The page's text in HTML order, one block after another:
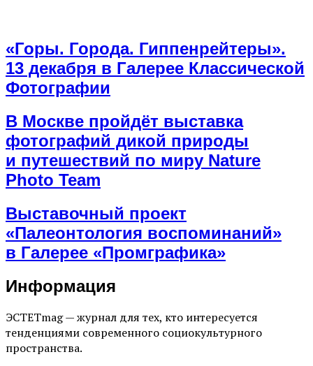
«Горы. Города. Гиппенрейтеры».
13 декабря в Галерее Классической
Фотографии
В Москве пройдёт выставка
фотографий дикой природы
и путешествий по миру Nature
Photo Team
Выставочный проект
«Палеонтология воспоминаний»
в Галерее «Промграфика»
Информация
ЭСТЕТmag — журнал для тех, кто интересуется
тенденциями современного социокультурного
пространства.